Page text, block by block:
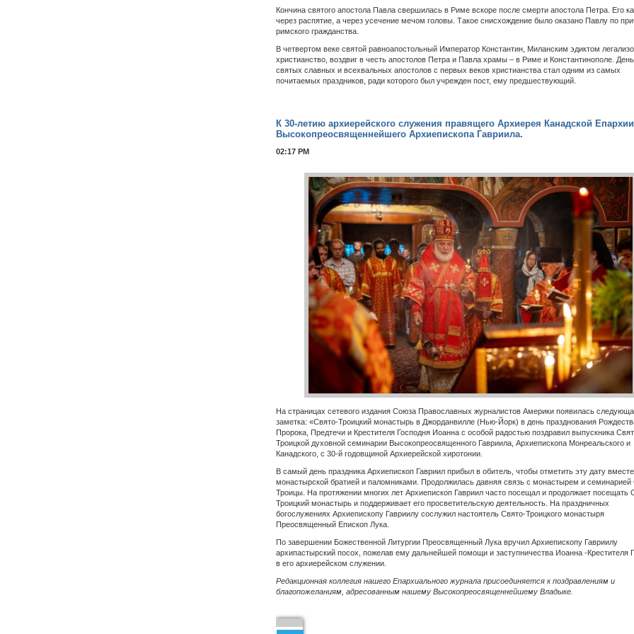
Кончина святого апостола Павла свершилась в Риме вскоре после смерти апостола Петра. Его
через распятие, а через усечение мечом головы. Такое снисхождение было оказано Павлу по
римского гражданства.
В четвертом веке святой равноапостольный Император Константин, Миланским эдиктом
христианство, воздвиг в честь апостолов Петра и Павла храмы – в Риме и Константинополе.
святых славных и всехвальных апостолов с первых веков христианства стал одним из самых
почитаемых праздников, ради которого был учрежден пост, ему предшествующий.
К 30-летию архиерейского служения правящего Архиерея Канадской Епархии
Высокопреосвященнейшего Архиепископа Гавриила.
02:17 PM
На страницах сетевого издания Союза Православных журналистов Америки появилась
заметка: «Свято-Троицкий монастырь в Джорданвилле (Нью-Йорк) в день празднования
Пророка, Предтечи и Крестителя Господня Иоанна с особой радостью поздравил выпускника
Троицкой духовной семинарии Высокопреосвященного Гавриила, Архиепископа Монреальского и
Канадского, с 30-й годовщиной Архиерейской хиротонии.
В самый день праздника Архиепископ Гавриил прибыл в обитель, чтобы отметить эту дату
монастырской братией и паломниками. Продолжилась давняя связь с монастырем и семинарией
Троицы. На протяжении многих лет Архиепископ Гавриил часто посещал и продолжает посещать
Троицкий монастырь и поддерживает его просветительскую деятельность. На праздничных
богослужениях Архиепископу Гавриилу сослужил настоятель Свято-Троицкого монастыря
Преосвященный Епископ Лука.
По завершении Божественной Литургии Преосвященный Лука вручил Архиепископу Гавриилу
архипастырский посох, пожелав ему дальнейшей помощи и заступничества Иоанна -Крестителя
в его архиерейском служении.
Редакционная коллегия нашего Епархиального журнала присоединяется к поздравлениям и
благопожеланиям, адресованным нашему Высокопреосвященнейшему Владыке.